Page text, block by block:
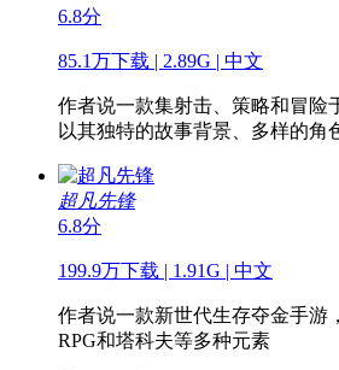
6.8分
85.1万下载 | 2.89G | 中文
作者说一款集射击、策略和冒险
以其独特的故事背景、多样的角
超凡先锋
6.8分
199.9万下载 | 1.91G | 中文
作者说一款新世代生存夺金手游
RPG和塔科夫等多种元素